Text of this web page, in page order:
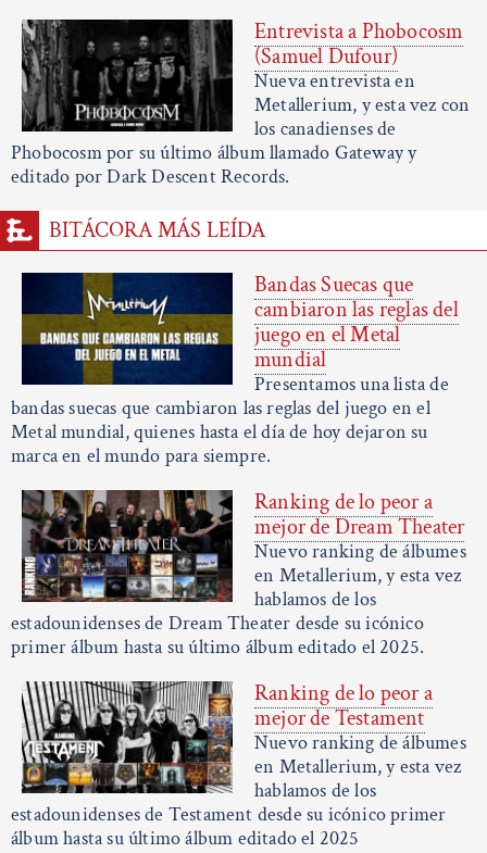
Entrevista a Phobocosm
(Samuel Dufour)
Nueva entrevista en
Metallerium, y esta vez con
los canadienses de
Phobocosm por su último álbum llamado Gateway y
editado por Dark Descent Records.
BITÁCORA MÁS LEÍDA
Bandas Suecas que
cambiaron las reglas del
juego en el Metal
mundial
Presentamos una lista de
bandas suecas que cambiaron las reglas del juego en el
Metal mundial, quienes hasta el día de hoy dejaron su
marca en el mundo para siempre.
Ranking de lo peor a
mejor de Dream Theater
Nuevo ranking de álbumes
en Metallerium, y esta vez
hablamos de los
estadounidenses de Dream Theater desde su icónico
primer álbum hasta su último álbum editado el 2025.
Ranking de lo peor a
mejor de Testament
Nuevo ranking de álbumes
en Metallerium, y esta vez
hablamos de los
estadounidenses de Testament desde su icónico primer
álbum hasta su último álbum editado el 2025